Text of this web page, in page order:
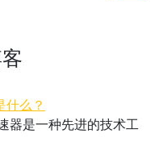
么？
器是一种先进的技术工